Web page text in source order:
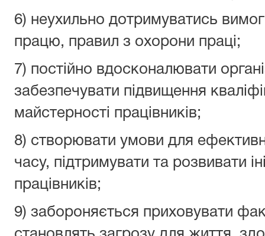
6) неухильно дотримуватись
працю, правил з охорони праці;
7) постійно вдосконалювати
забезпечувати підвищення
майстерності працівників;
8) створювати умови для
часу, підтримувати та розвивати
працівників;
9) забороняється приховувати